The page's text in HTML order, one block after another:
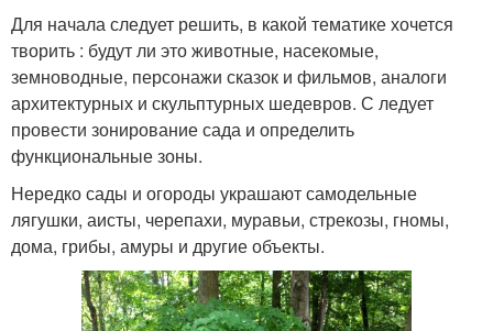
Для начала следует решить, в какой тематике хочется
творить : будут ли это животные, насекомые,
земноводные, персонажи сказок и фильмов, аналоги
архитектурных и скульптурных шедевров. С ледует
провести зонирование сада и определить
функциональные зоны.
Нередко сады и огороды украшают самодельные
лягушки, аисты, черепахи, муравьи, стрекозы, гномы,
дома, грибы, амуры и другие объекты.